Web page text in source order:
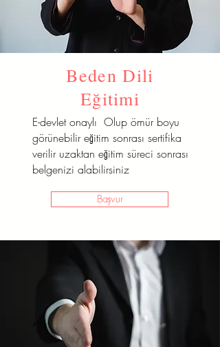
Beden Dili
Eğitimi
E-devlet onaylı Olup ömür boyu
görünebilir eğitim sonrası sertifika
verilir uzaktan eğitim süreci sonrası
belgenizi alabilirsiniz
Başvur